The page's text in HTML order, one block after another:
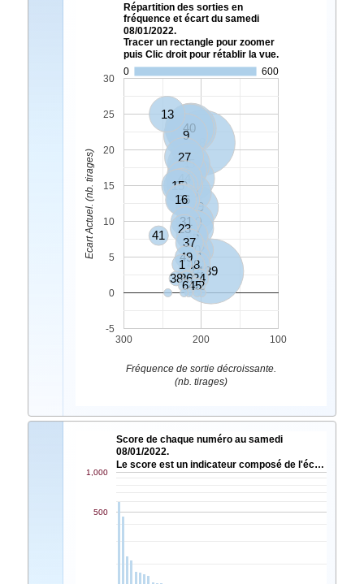
Répartition des sorties en
fréquence et écart du samedi
08/01/2022.
Tracer un rectangle pour zoomer
puis Clic droit pour rétablir la vue.
0
600
8
39
4
40
5
9
19
35
3
27
28
10
7
13
44
47
29
15
26
12
16
24
46
31
20
21
23
37
18
2
11
14
48
49
1
34
41
33
30
32
36
38
45
6
300 200 100
-5
0
5
10
15
20
25
30
Fréquence de sortie décroissante.
(nb. tirages)
Ecart Actuel. (nb. tirages)
Score de chaque numéro au samedi
08/01/2022.
Le score est un indicateur composé de l'éc…
500
1,000